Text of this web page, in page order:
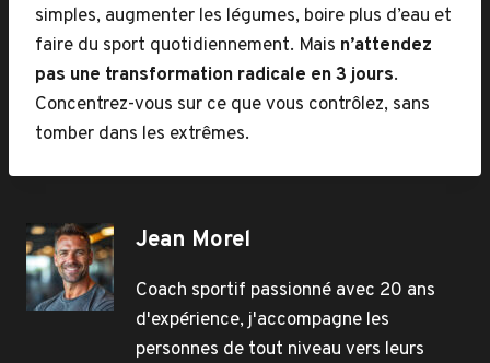
simples, augmenter les légumes, boire plus d’eau et
faire du sport quotidiennement. Mais n’attendez
pas une transformation radicale en 3 jours.
Concentrez-vous sur ce que vous contrôlez, sans
tomber dans les extrêmes.
Jean Morel
Coach sportif passionné avec 20 ans
d'expérience, j'accompagne les
personnes de tout niveau vers leurs